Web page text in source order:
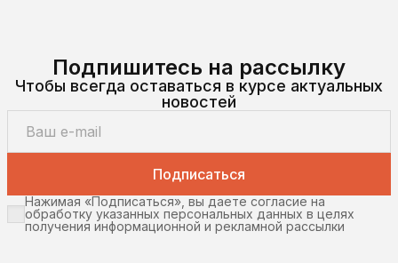
Подпишитесь на рассылку
Чтобы всегда оставаться в курсе актуальных
новостей
Подписаться
Нажимая «Подписаться», вы даете согласие на
обработку указанных персональных данных в целях
получения информационной и рекламной рассылки